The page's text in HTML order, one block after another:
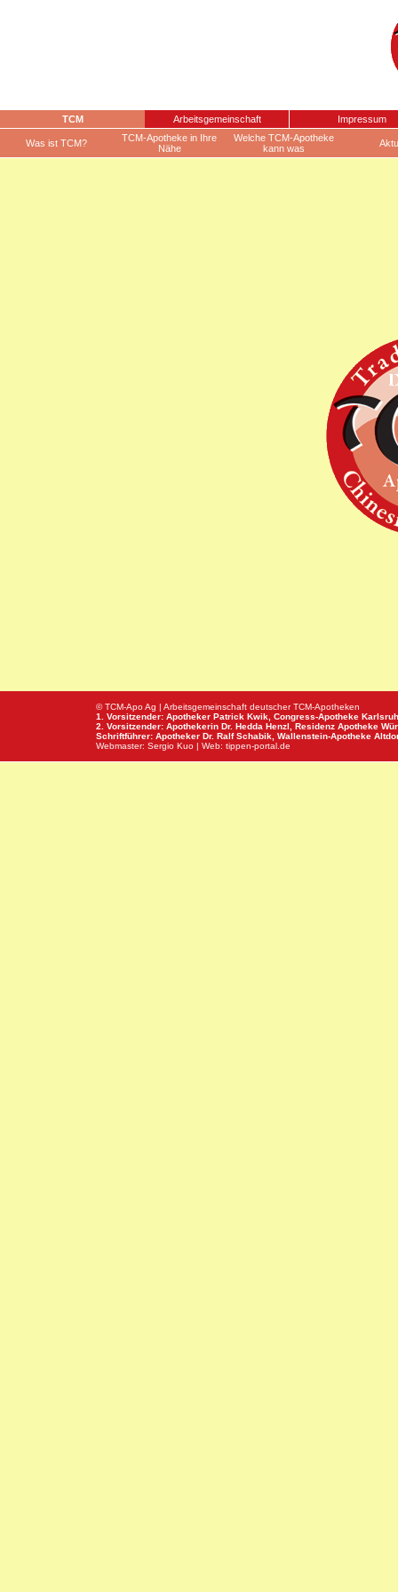
TCM Arbeitsgemeinschaft Impressum
Was ist TCM?
TCM-Apotheke in Ihre
Nähe
Welche TCM-Apotheke
kann was
© TCM-Apo Ag | Arbeitsgemeinschaft deutscher TCM-Apotheken
1. Vorsitzender: Apotheker Patrick Kwik, Congress-Apotheke
2. Vorsitzender: Apothekerin Dr. Hedda Henzl, Residenz Apotheke
Schriftführer: Apotheker Dr. Ralf Schabik, Wallenstein-Apotheke
Webmaster: Sergio Kuo | Web: tippen-portal.de